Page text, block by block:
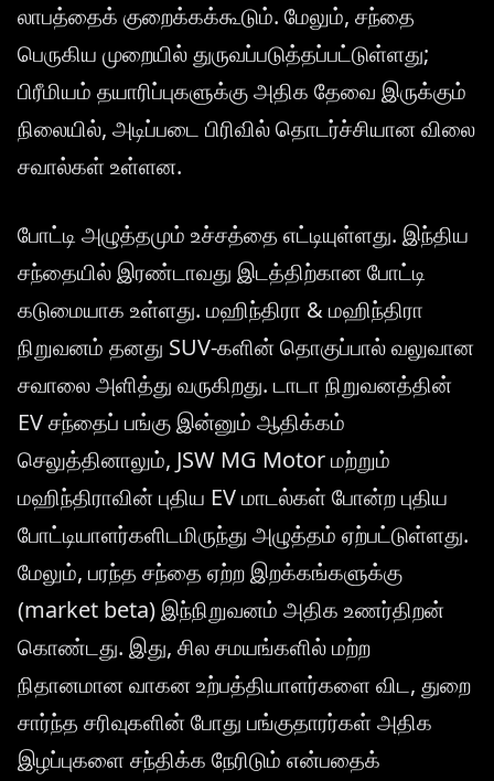
லாபத்தைக் குறைக்கக்கூடும். மேலும், சந்தை
பெருகிய முறையில் துருவப்படுத்தப்பட்டுள்ளது;
பிரீமியம் தயாரிப்புகளுக்கு அதிக தேவை இருக்கும்
நிலையில், அடிப்படை பிரிவில் தொடர்ச்சியான விலை
சவால்கள் உள்ளன.
போட்டி அழுத்தமும் உச்சத்தை எட்டியுள்ளது. இந்திய
சந்தையில் இரண்டாவது இடத்திற்கான போட்டி
கடுமையாக உள்ளது. மஹிந்திரா & மஹிந்திரா
நிறுவனம் தனது SUV-களின் தொகுப்பால் வலுவான
சவாலை அளித்து வருகிறது. டாடா நிறுவனத்தின்
EV சந்தைப் பங்கு இன்னும் ஆதிக்கம்
செலுத்தினாலும், JSW MG Motor மற்றும்
மஹிந்திராவின் புதிய EV மாடல்கள் போன்ற புதிய
போட்டியாளர்களிடமிருந்து அழுத்தம் ஏற்பட்டுள்ளது.
மேலும், பரந்த சந்தை ஏற்ற இறக்கங்களுக்கு
(market beta) இந்நிறுவனம் அதிக உணர்திறன்
கொண்டது. இது, சில சமயங்களில் மற்ற
நிதானமான வாகன உற்பத்தியாளர்களை விட, துறை
சார்ந்த சரிவுகளின் போது பங்குதாரர்கள் அதிக
இழப்புகளை சந்திக்க நேரிடும் என்பதைக்